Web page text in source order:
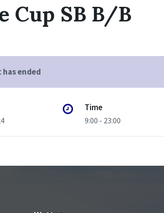
Cup SB B/B
ended
Time
9:00 - 23:00